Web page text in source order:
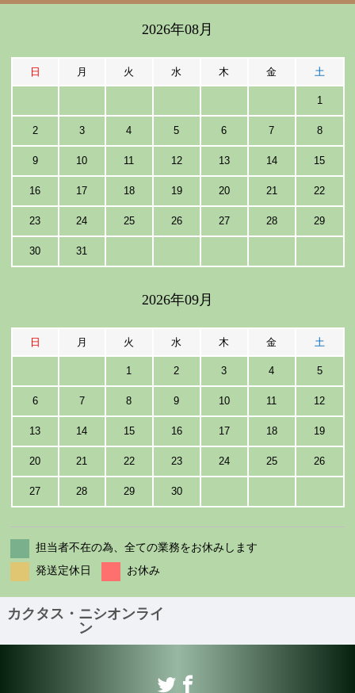
2026年08月
日 月 火 水 木 金 土
1
2 3 4 5 6 7 8
9 10 11 12 13 14 15
16 17 18 19 20 21 22
23 24 25 26 27 28 29
30 31
2026年09月
日 月 火 水 木 金 土
1 2 3 4 5
6 7 8 9 10 11 12
13 14 15 16 17 18 19
20 21 22 23 24 25 26
27 28 29 30
担当者不在の為、全ての業務をお休みします
発送定休日
お休み
カクタス・ニシオンライ
ン